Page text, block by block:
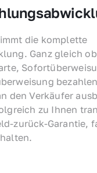
die komplette
Ganz gleich
den Verkäufer
zu Ihnen
zurück-Garantie,